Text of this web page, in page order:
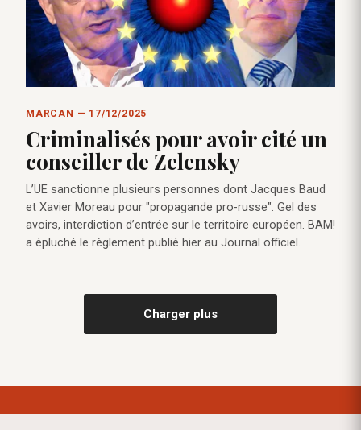
MARCAN — 17/12/2025
Criminalisés pour avoir cité un
conseiller de Zelensky
L’UE sanctionne plusieurs personnes dont Jacques Baud
et Xavier Moreau pour "propagande pro-russe". Gel des
avoirs, interdiction d’entrée sur le territoire européen. BAM!
a épluché le règlement publié hier au Journal officiel.
Charger plus